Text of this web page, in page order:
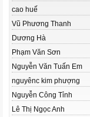
cao huế
Vũ Phương Thanh
Dương Hà
Phạm Văn Sơn
Nguyễn Văn Tuấn Em
nguyênc kim phượng
Nguyễn Công Tỉnh
Lê Thị Ngọc Anh